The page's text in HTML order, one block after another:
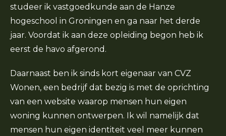
studeer ik vastgoedkunde aan de Hanze
hogeschool in Groningen en ga naar het derde
jaar. Voordat ik aan deze opleiding begon heb ik
eerst de havo afgerond.
Daarnaast ben ik sinds kort eigenaar van CVZ
Wonen, een bedrijf dat bezig is met de oprichting
van een website waarop mensen hun eigen
woning kunnen ontwerpen. Ik wil namelijk dat
mensen hun eigen identiteit veel meer kunnen